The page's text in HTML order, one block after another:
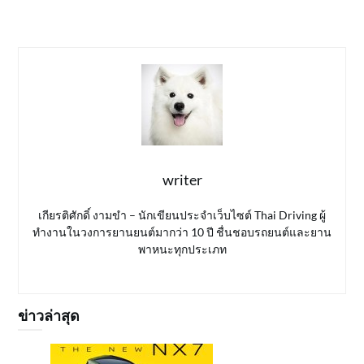
writer
เกียรติศักดิ์ งามขำ – นักเขียนประจำเว็บไซต์ Thai Driving ผู้
ทำงานในวงการยานยนต์มากว่า 10 ปี ชื่นชอบรถยนต์และยาน
พาหนะทุกประเภท
ข่าวล่าสุด